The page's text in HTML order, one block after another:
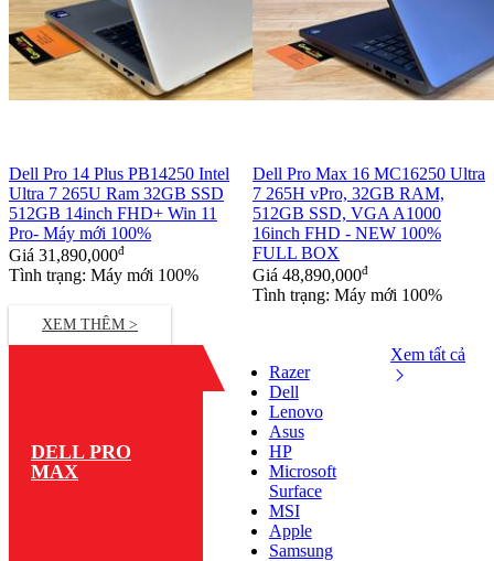
Dell Pro 14 Plus PB14250 Intel
Ultra 7 265U Ram 32GB SSD
512GB 14inch FHD+ Win 11
Pro- Máy mới 100%
Giá 31,890,000đ
Tình trạng: Máy mới 100%
Dell Pro Max 16 MC16250 Ultra
7 265H vPro, 32GB RAM,
512GB SSD, VGA A1000
16inch FHD - NEW 100%
FULL BOX
Giá 48,890,000đ
Tình trạng: Máy mới 100%
XEM THÊM >
DELL PRO
MAX
Razer
Dell
Lenovo
Asus
HP
Microsoft
Surface
MSI
Apple
Samsung
Xem tất cả